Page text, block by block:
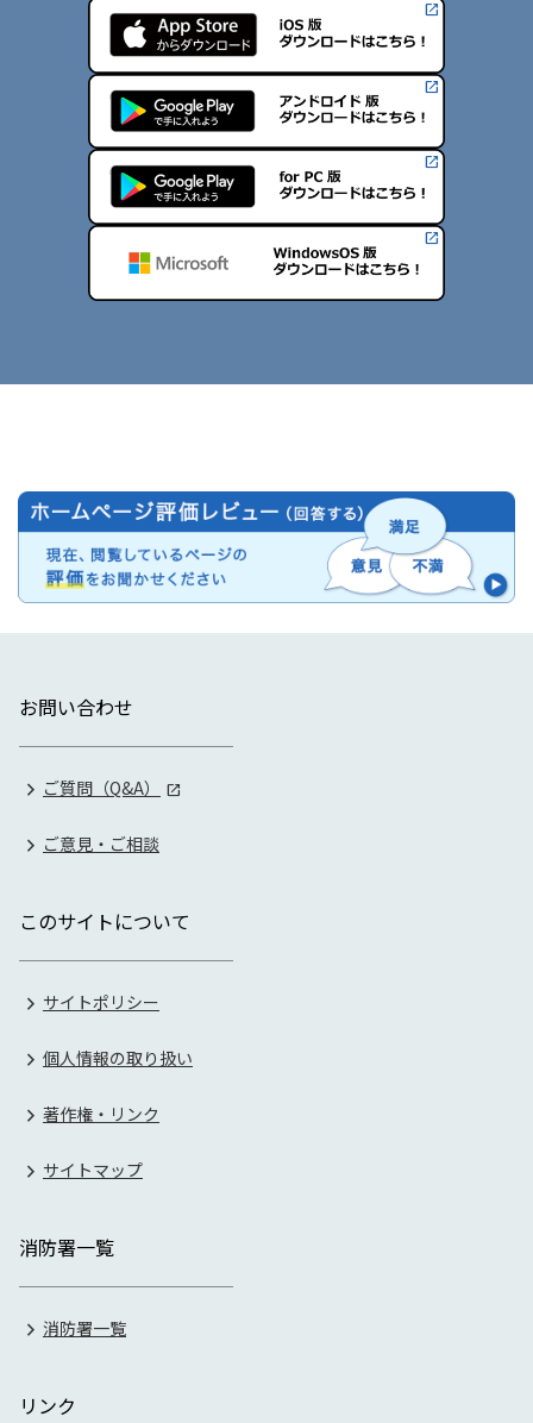
お問い合わせ
ご質問（Q&A）
ご意見・ご相談
このサイトについて
サイトポリシー
個人情報の取り扱い
著作権・リンク
サイトマップ
消防署一覧
消防署一覧
リンク